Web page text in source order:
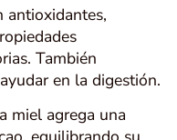
antioxidantes,
También
en la digestión.
miel agrega una